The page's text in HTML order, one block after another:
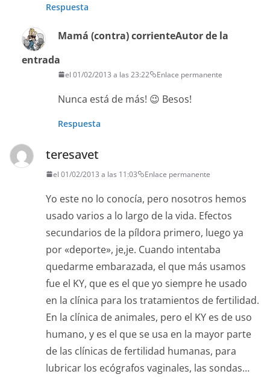
Respuesta
Mamá (contra) corrienteAutor de la
entrada
el 01/02/2013 a las 23:22 Enlace permanente
Nunca está de más! 😉 Besos!
Respuesta
teresavet
el 01/02/2013 a las 11:03 Enlace permanente
Yo este no lo conocía, pero nosotros hemos
usado varios a lo largo de la vida. Efectos
secundarios de la píldora primero, luego ya
por «deporte», je,je. Cuando intentaba
quedarme embarazada, el que más usamos
fue el KY, que es el que yo siempre he usado
en la clínica para los tratamientos de fertilidad.
En la clínica de animales, pero el KY es de uso
humano, y es el que se usa en la mayor parte
de las clínicas de fertilidad humanas, para
lubricar los ecógrafos vaginales, las sondas…